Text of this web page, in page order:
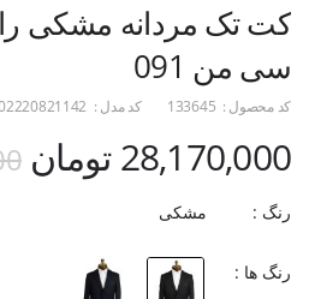
کت تک مردانه مشکی
سی من 091
کد محصول : 133645 کد مدل :
28,170,000 تومان
رنگ : مشکی
رنگ ها :